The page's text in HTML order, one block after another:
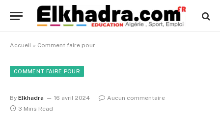
Accueil » Comment faire pour
COMMENT FAIRE POUR
By Elkhadra 16 avril 2024
Aucun commentaire
3 Mins Read